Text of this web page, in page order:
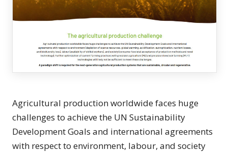
Agricultural production worldwide faces huge
challenges to achieve the UN Sustainability
Development Goals and international agreements
with respect to environment, labour, and society